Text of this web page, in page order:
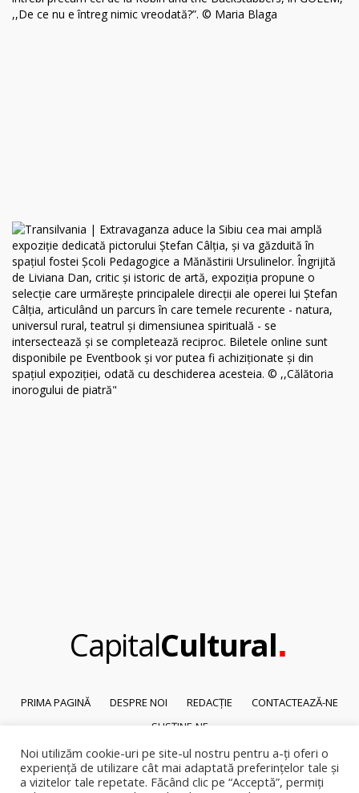
CapitalCultural.
PRIMA PAGINĂ DESPRE NOI REDACȚIE
CONTACTEAZĂ-NE
SUSȚINE-NE
© 2026Capital Cultural
Reproducerea integrală sau parțială a textelor sau a ilustrațiilor din orice
Noi utilizăm cookie-uri pe site-ul nostru pentru a-ți oferi o
experiență de utilizare cât mai adaptată preferințelor tale și
a vizitelor tale repetate. Făcând clic pe “Acceptă”, permiți